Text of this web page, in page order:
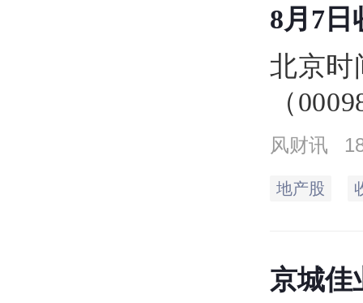
8月7日
北京时
（
同）
收盘
风财讯
地产股
京城佳